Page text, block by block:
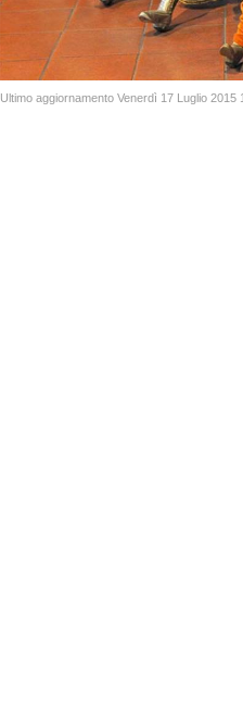
Ultimo aggiornamento Venerdì 17 Luglio 2015